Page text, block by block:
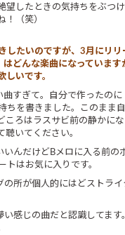
望したときの気持ちをぶつ
！（笑）
したいのですが、3月にリリ
はどんな楽曲になっています
しいです。
曲すぎて。自分で作ったの
ちを書きました。このまま
ころはラスサビ前の静かに
聴いてください。
いんだけどBメロに入る前の
トはお気に入りです。
の所が個人的にはどストラ
い感じの曲だと認識してます